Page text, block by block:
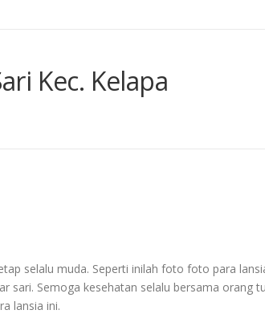
Kec. Kelapa
selalu muda. Seperti inilah foto foto para
sari. Semoga kesehatan selalu bersama orang
lansia ini.